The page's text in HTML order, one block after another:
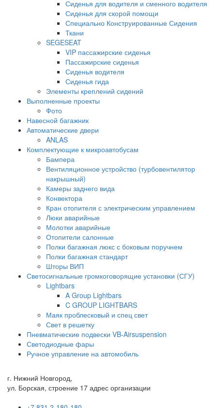
Сиденья для водителя и сменного водителя
Сиденья для скорой помощи
Специально Конструированные Сидения
Ткани
SEGESEAT
VIP пассажирские сиденья
Пассажирские сиденья
Сиденья водителя
Сиденья гида
Элементы креплений сидений
Выполненные проекты
Фото
Навесной багажник
Автоматические двери
ANLAS
Комплектующие к микроавтобусам
Бампера
Вентиляционное устройство (турбовентилятор
накрышный)
Камеры заднего вида
Конвектора
Кран отопителя с электрическим управлением
Люки аварийные
Молотки аварийные
Отопители салонные
Полки багажная люкс с боковым поручнем
Полки багажная стандарт
Шторы ВИП
Светосигнальные громкоговорящие установки (СГУ)
Lightbars
A Group Lightbars
C GROUP LIGHTBARS
Маяк проблесковый и спец свет
Свет в решетку
Пневматические подвески VB-Airsuspension
Светодиодные фары
Ручное управление на автомобиль
г. Нижний Новгород,
ул. Борская, строение 17 адрес организации